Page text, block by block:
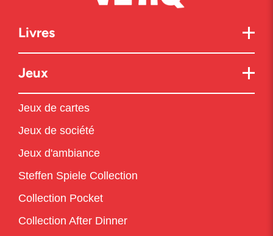
Livres
Jeux
Jeux de cartes
Jeux de société
Jeux d'ambiance
Steffen Spiele Collection
Collection Pocket
Collection After Dinner